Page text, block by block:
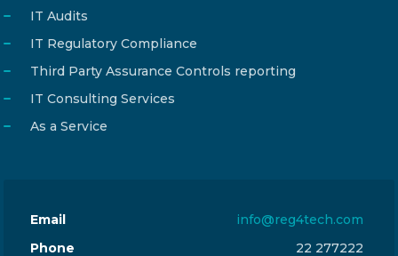
IT Audits
IT Regulatory Compliance
Third Party Assurance Controls reporting
IT Consulting Services
As a Service
Email
info@reg4tech.com
Phone
22 277222